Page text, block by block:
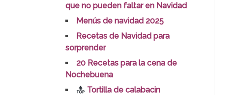
que no pueden faltar en Navidad
Menús de navidad 2025
Recetas de Navidad para
sorprender
20 Recetas para la cena de
Nochebuena
Tortilla de calabacin